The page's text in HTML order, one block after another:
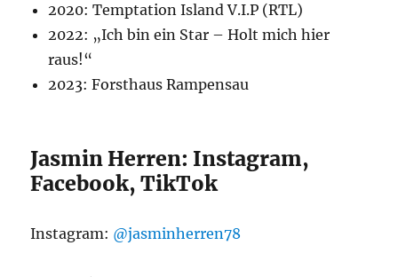
2020: Temptation Island V.I.P (RTL)
2022: „Ich bin ein Star – Holt mich hier
raus!“
2023: Forsthaus Rampensau
Jasmin Herren: Instagram,
Facebook, TikTok
Instagram: @jasminherren78